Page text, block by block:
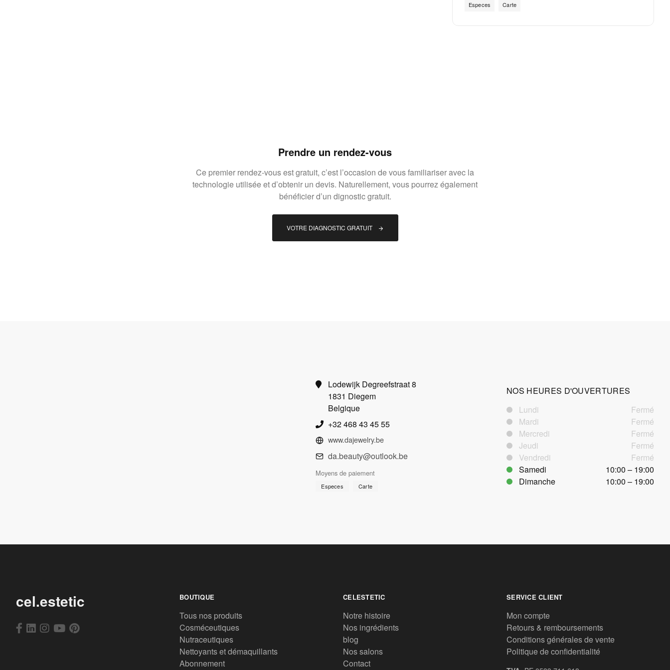
Especes Carte
Prendre un rendez-vous
Ce premier rendez-vous est gratuit, c’est l’occasion de vous familiariser avec la
technologie utilisée et d’obtenir un devis. Naturellement, vous pourrez également
bénéficier d’un dignostic gratuit.
VOTRE DIAGNOSTIC GRATUIT
Lodewijk Degreefstraat 8
1831 Diegem
Belgique
+32 468 43 45 55
www.dajewelry.be
da.beauty@outlook.be
Moyens de paiement
Especes Carte
NOS HEURES D'OUVERTURES
Lundi
Fermé
Mardi
Fermé
Mercredi
Fermé
Jeudi
Fermé
Vendredi
Fermé
Samedi
10:00 – 19:00
Dimanche
10:00 – 19:00
cel.estetic BOUTIQUE
Tous nos produits
Cosméceutiques
Nutraceutiques
Nettoyants et démaquillants
Abonnement
CELESTETIC
Notre histoire
Nos ingrédients
blog
Nos salons
Contact
SERVICE CLIENT
Mon compte
Retours & remboursements
Conditions générales de vente
Politique de confidentialité